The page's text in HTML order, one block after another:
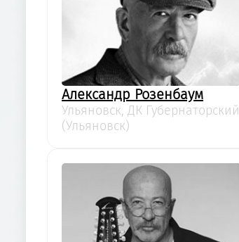
Александр Розенбаум
Ульяновск, ДК Губернаторский
(Ульяновск)